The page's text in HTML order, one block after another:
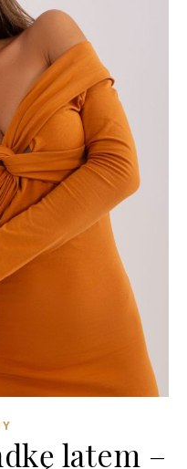
latem –